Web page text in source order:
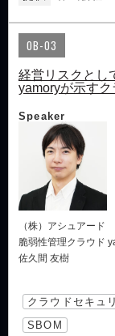
OB-03
経営リスクとし
yamoryが示す
Speaker
（株）アシュアード
脆弱性管理クラウド
佐久間 友樹
クラウドセキュ
SBOM